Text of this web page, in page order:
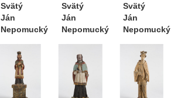
Svätý
Ján
Nepomucký
Svätý
Ján
Nepomucký
Svätý
Ján
Nepomucký